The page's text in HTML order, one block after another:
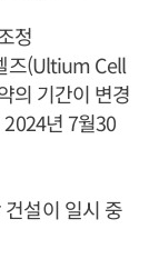
정
즈(Ultium Cell
의 기간이 변경
년 7월30
설이 일시 중